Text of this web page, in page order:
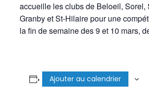
accueille les clubs de Beloeil, Sorel,
Granby et St-Hilaire pour une
la fin de semaine des 9 et 10 mars,
Ajouter au calendrier